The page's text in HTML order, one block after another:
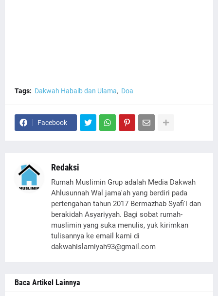
Tags: Dakwah Habaib dan Ulama Doa
Facebook
Redaksi
Rumah Muslimin Grup adalah Media Dakwah
Ahlusunnah Wal jama'ah yang berdiri pada
pertengahan tahun 2017 Bermazhab Syafi'i dan
berakidah Asyariyyah. Bagi sobat rumah-
muslimin yang suka menulis, yuk kirimkan
tulisannya ke email kami di
dakwahislamiyah93@gmail.com
Baca Artikel Lainnya